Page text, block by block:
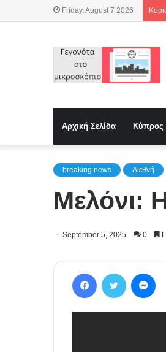
Friday, August 7 2026
Αρχική Σελίδα Κύπρος
breaking news Διεθνή
Μελόνι:
September 5, 2025 0